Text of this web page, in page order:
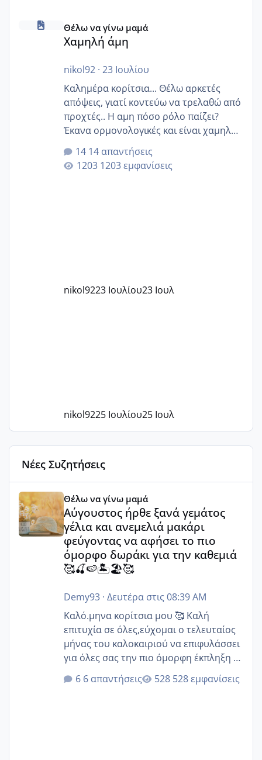
Χαμηλή άμη
Θέλω να γίνω μαμά
Χαμηλή άμη
nikol92· 23 Ιουλίου
Καλημέρα κορίτσια... Θέλω αρκετές
απόψεις, γιατί κοντεύω να τρελαθώ από
προχτές.. Η αμη πόσο ρόλο παίζει?
Έκανα ορμονολογικές και είναι χαμηλή
για την ηλικία μου.. Είχα ήδη μια
εγκυμοσύνη, που έπρεπε να τερματιστεί
στην 27η εβδομάδα και προσπαθώ 7
14 απαντήσεις
1203 εμφανίσεις
nikol9223 Ιουλίου23 Ιουλ
nikol9225 Ιουλίου25 Ιουλ
Νέες Συζητήσεις
Αύγουστος ήρθε ξανά γεμάτος γέλια και ανεμελιά
Θέλω να γίνω μαμά
Αύγουστος ήρθε ξανά γεμάτος
γέλια και ανεμελιά μακάρι
φεύγοντας να αφήσει το πιο
όμορφο δωράκι για την καθεμιά
🥰🍒🍉🏝️🏖️🥰
Demy93· Δευτέρα στις 08:39 AM
Καλό.μηνα κορίτσια μου 🥰 Καλή
επιτυχία σε όλες,εύχομαι ο τελευταίος
μήνας του καλοκαιριού να επιφυλάσσει
για όλες σας την πιο όμορφη έκπληξη 🧿
@Elk @Melikara86 @Παρασκευαιδου
@Zenia z @melitiniღ @Christi.D.
6 απαντήσεις 528 εμφανίσεις